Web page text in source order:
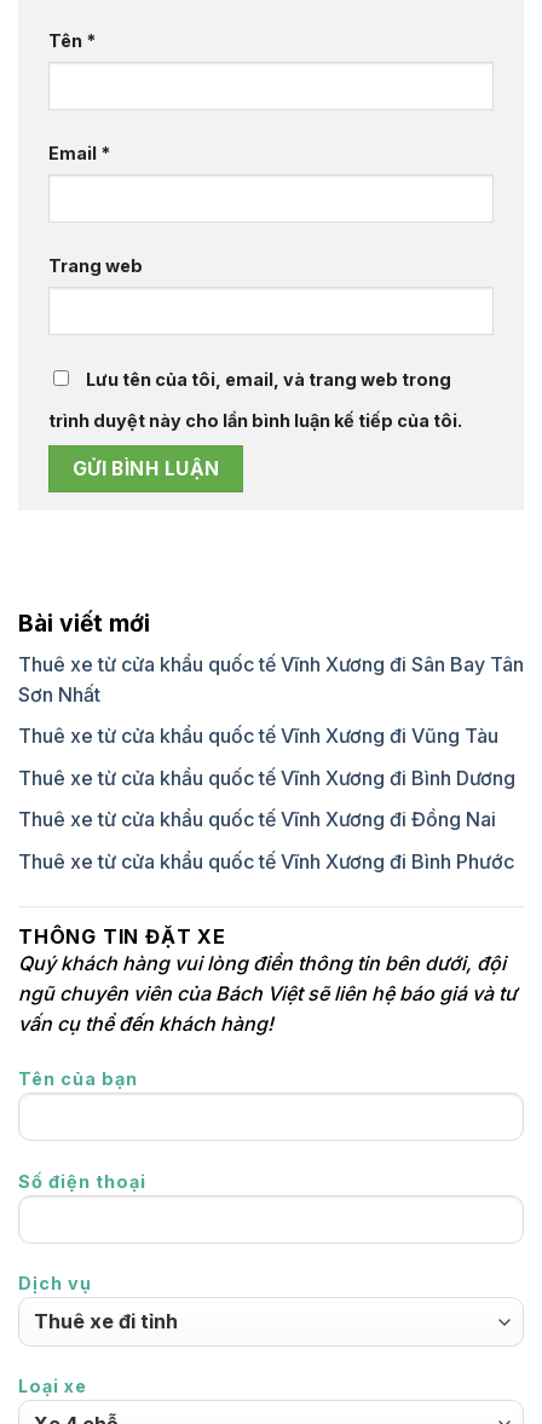
Tên *
Email *
Trang web
Lưu tên của tôi, email, và trang web trong
trình duyệt này cho lần bình luận kế tiếp của tôi.
Bài viết mới
Thuê xe từ cửa khẩu quốc tế Vĩnh Xương đi Sân Bay Tân
Sơn Nhất
Thuê xe từ cửa khẩu quốc tế Vĩnh Xương đi Vũng Tàu
Thuê xe từ cửa khẩu quốc tế Vĩnh Xương đi Bình Dương
Thuê xe từ cửa khẩu quốc tế Vĩnh Xương đi Đồng Nai
Thuê xe từ cửa khẩu quốc tế Vĩnh Xương đi Bình Phước
THÔNG TIN ĐẶT XE
Quý khách hàng vui lòng điền thông tin bên dưới, đội
ngũ chuyên viên của Bách Việt sẽ liên hệ báo giá và tư
vấn cụ thể đến khách hàng!
Tên của bạn
Số điện thoại
Dịch vụ
Loại xe